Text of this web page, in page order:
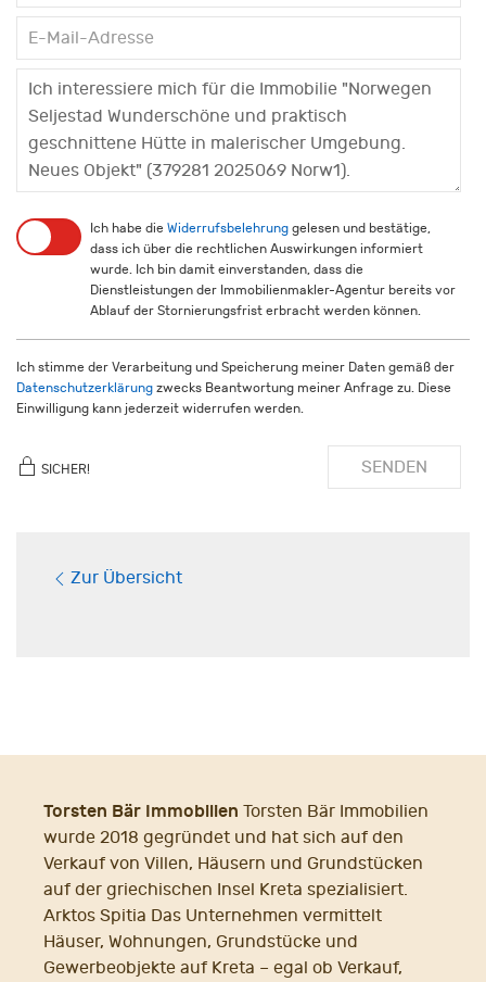
Ich habe die Widerrufsbelehrung gelesen und bestätige,
dass ich über die rechtlichen Auswirkungen informiert
wurde. Ich bin damit einverstanden, dass die
Dienstleistungen der Immobilienmakler-Agentur bereits vor
Ablauf der Stornierungsfrist erbracht werden können.
Ich stimme der Verarbeitung und Speicherung meiner Daten gemäß der
Datenschutzerklärung zwecks Beantwortung meiner Anfrage zu. Diese
Einwilligung kann jederzeit widerrufen werden.
SICHER! SENDEN
Zur Übersicht
Torsten Bär Immobilien Torsten Bär Immobilien
wurde 2018 gegründet und hat sich auf den
Verkauf von Villen, Häusern und Grundstücken
auf der griechischen Insel Kreta spezialisiert.
Arktos Spitia Das Unternehmen vermittelt
Häuser, Wohnungen, Grundstücke und
Gewerbeobjekte auf Kreta – egal ob Verkauf,